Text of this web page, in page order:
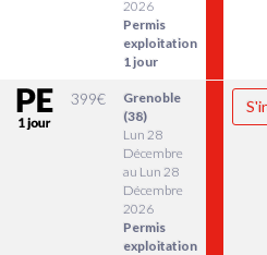
2026
Permis
exploitation
1 jour
399€
Grenoble
(38)
Lun 28
Décembre
au Lun 28
Décembre
2026
Permis
exploitation